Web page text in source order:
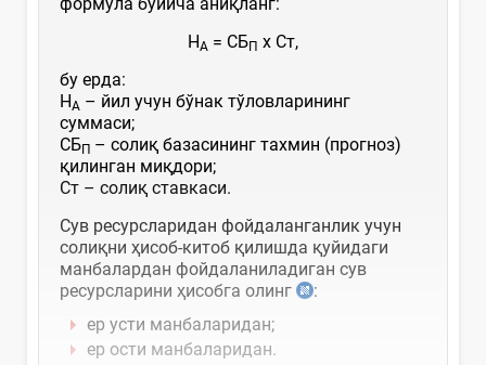
формула бўйича аниқланг:
НА = СБП х Ст,
бу ерда:
НА – йил учун бўнак тўловларининг
суммаси;
СБП – солиқ базасининг тахмин (прогноз)
қилинган миқдори;
Ст – солиқ ставкаси.
Сув ресурсларидан фойдаланганлик учун
солиқни ҳисоб-китоб қилишда қуйидаги
манбалардан фойдаланиладиган сув
ресурсларини ҳисобга олинг
:
ер усти манбаларидан;
ер ости манбаларидан.